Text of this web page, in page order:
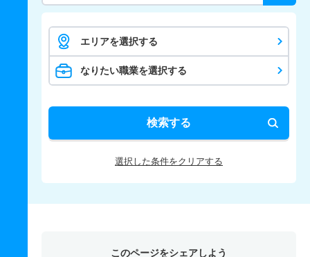
エリアを選択する
なりたい職業を選択する
検索する
選択した条件をクリアする
このページをシェアしよう